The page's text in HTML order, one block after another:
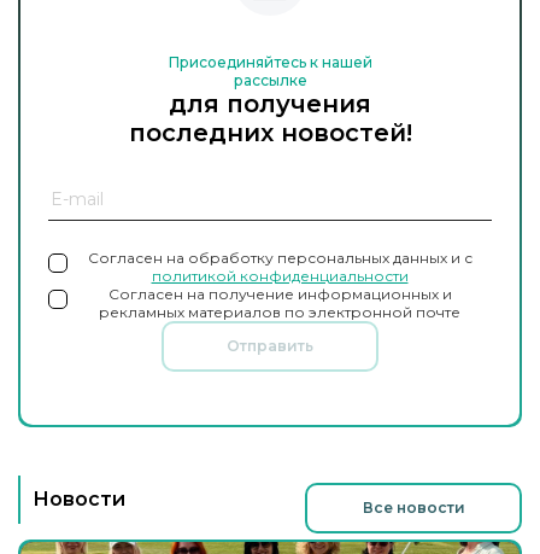
Присоединяйтесь к нашей
рассылке
для получения
последних новостей!
Согласен на обработку персональных данных и с
политикой конфиденциальности
Согласен на получение информационных и
рекламных материалов по электронной почте
Отправить
Новости Все новости